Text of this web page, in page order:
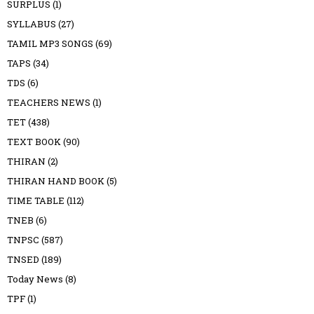
SURPLUS (1)
SYLLABUS (27)
TAMIL MP3 SONGS (69)
TAPS (34)
TDS (6)
TEACHERS NEWS (1)
TET(438)
TEXT BOOK(90)
THIRAN (2)
THIRAN HAND BOOK(5)
TIME TABLE (112)
TNEB (6)
TNPSC (587)
TNSED (189)
Today News (8)
TPF(1)